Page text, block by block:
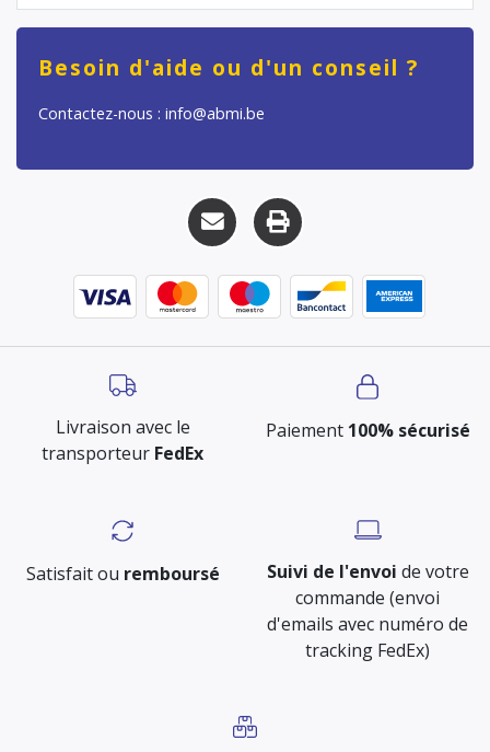
Besoin d'aide ou d'un conseil ?
Contactez-nous : info@abmi.be
Livraison avec le
transporteur FedEx
Paiement 100% sécurisé
Satisfait ou remboursé Suivi de l'envoi de votre
commande (envoi
d'emails avec numéro de
tracking FedEx)